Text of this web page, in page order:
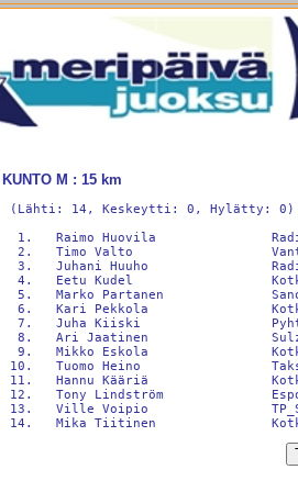
KUNTO M : 15 km
(Lähti: 14, Keskeytti: 0, Hylätty: 0)
1.   Raimo Huovila
2.   Timo Valto
3.   Juhani Huuho
4.   Eetu Kudel
5.   Marko Partanen
6.   Kari Pekkola
7.   Juha Kiiski
8.   Ari Jaatinen
9.   Mikko Eskola
10.   Tuomo Heino
11.   Hannu Kääriä
12.   Tony Lindström
13.   Ville Voipio